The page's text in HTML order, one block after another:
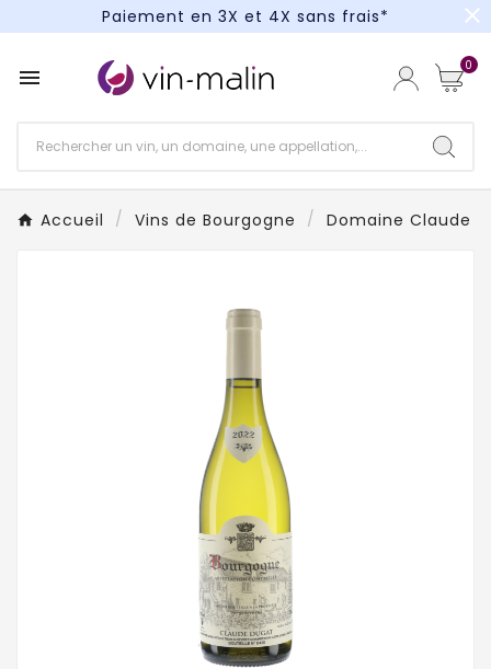
Paiement en 3X et 4X sans frais*
Paiement en 3X et 4X sans frais*
close
 0
Accueil Vins de Bourgogne Domaine Claude